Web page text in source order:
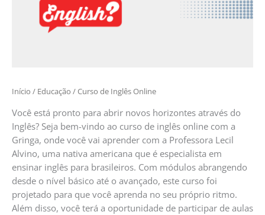
Início / Educação / Curso de Inglês Online
Você está pronto para abrir novos horizontes através do
Inglês? Seja bem-vindo ao curso de inglês online com a
Gringa, onde você vai aprender com a Professora Lecil
Alvino, uma nativa americana que é especialista em
ensinar inglês para brasileiros. Com módulos abrangendo
desde o nível básico até o avançado, este curso foi
projetado para que você aprenda no seu próprio ritmo.
Além disso, você terá a oportunidade de participar de aulas